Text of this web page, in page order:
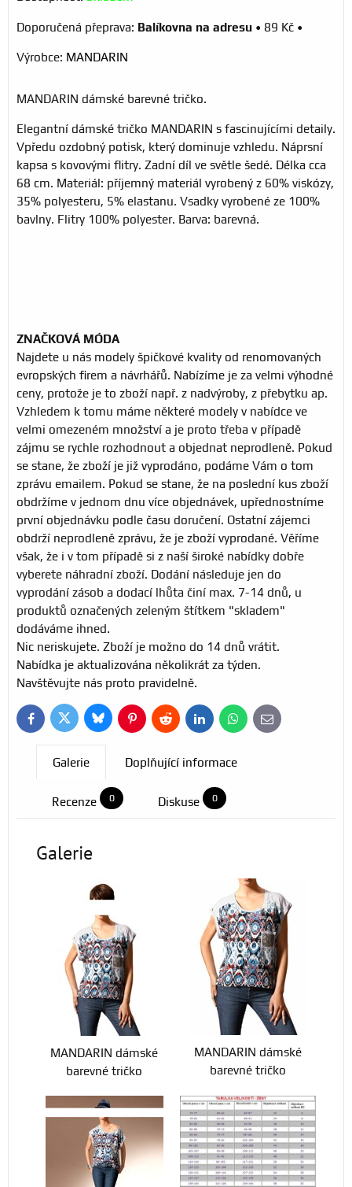
Balíkovna na adresu • 89 Kč •
Výrobce: MANDARIN
MANDARIN dámské barevné tričko.
Elegantní dámské tričko MANDARIN s fascinujícími detaily.
Vpředu ozdobný potisk, který dominuje vzhledu. Náprsní
kapsa s kovovými flitry. Zadní díl ve světle šedé. Délka cca
68 cm. Materiál: příjemný materiál vyrobený z 60% viskózy,
35% polyesteru, 5% elastanu. Vsadky vyrobené ze 100%
bavlny. Flitry 100% polyester. Barva: barevná.
ZNAČKOVÁ MÓDA
Najdete u nás modely špičkové kvality od renomovaných
evropských firem a návrhářů. Nabízíme je za velmi výhodné
ceny, protože je to zboží např. z nadvýroby, z přebytku ap.
Vzhledem k tomu máme některé modely v nabídce ve
velmi omezeném množství a je proto třeba v případě
zájmu se rychle rozhodnout a objednat neprodleně. Pokud
se stane, že zboží je již vyprodáno, podáme Vám o tom
zprávu emailem. Pokud se stane, že na poslední kus zboží
obdržíme v jednom dnu více objednávek, upřednostníme
první objednávku podle času doručení. Ostatní zájemci
obdrží neprodleně zprávu, že je zboží vyprodané. Věříme
však, že i v tom případě si z naší široké nabídky dobře
vyberete náhradní zboží. Dodání následuje jen do
vyprodání zásob a dodací lhůta činí max. 7-14 dnů, u
produktů označených zeleným štítkem "skladem"
dodáváme ihned.
Nic neriskujete. Zboží je možno do 14 dnů vrátit.
Nabídka je aktualizována několikrát za týden.
Navštěvujte nás proto pravidelně.
FacebookTwitterBlueskyPinterestReddit LinkedInWhatsApp
E-
mail
Galerie Doplňující informace
Recenze 0 Diskuse 0
Galerie
MANDARIN dámské
barevné tričko
MANDARIN dámské
barevné tričko